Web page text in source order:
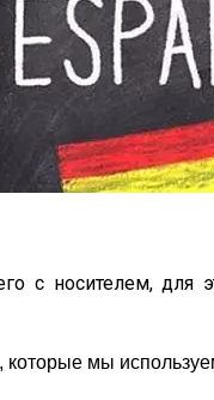
с носителем,
мы